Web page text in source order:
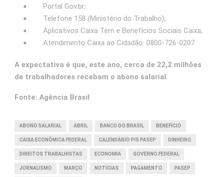
Portal Gov.br;
Telefone 158 (Ministério do Trabalho);
Aplicativos Caixa Tem e Benefícios Sociais Caixa;
Atendimento Caixa ao Cidadão: 0800-726-0207.
A expectativa é que, este ano, cerca de 22,2 milhões
de trabalhadores recebam o abono salarial.
Fonte: Agência Brasil
ABONO SALARIAL ABRIL BANCO DO BRASIL BENEFÍCIO
CAIXA ECONÔMICA FEDERAL CALENDÁRIO PIS PASEP DINHEIRO
DIREITOS TRABALHISTAS ECONOMIA GOVERNO FEDERAL
JORNALISMO MARÇO NOTÍCIAS PAGAMENTO PASEP